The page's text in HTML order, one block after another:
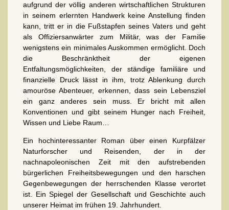
aufgrund der völlig anderen wirtschaftlichen Strukturen
in seinem erlernten Handwerk keine Anstellung finden
kann, tritt er in die Fußstapfen seines Vaters und geht
als Offiziersanwärter zum Militär, was der Familie
wenigstens ein minimales Auskommen ermöglicht. Doch
die Beschränktheit der eigenen
Entfaltungsmöglichkeiten, der ständige familiäre und
finanzielle Druck lässt in ihm, trotz Ablenkung durch
amouröse Abenteuer, erkennen, dass sein Lebensziel
ein ganz anderes sein muss. Er bricht mit allen
Konventionen und gibt seinem Hunger nach Freiheit,
Wissen und Liebe Raum…
Ein hochinteressanter Roman über einen Kurpfälzer
Naturforscher und Reisenden, der in der
nachnapoleonischen Zeit mit den aufstrebenden
bürgerlichen Freiheitsbewegungen und den harschen
Gegenbewegungen der herrschenden Klasse verortet
ist. Ein Spiegel der Gesellschaft und Geschichte auch
unserer Heimat im frühen 19. Jahrhundert.